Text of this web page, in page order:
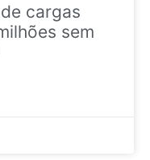
cargas
sem